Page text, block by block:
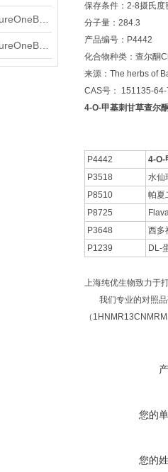
保存条件：2-8摄氏度
分子量：284.3
产品编号：P4442
化合物种类：查尔酮
来源：The herbs of
CAS号： 151135-
4-O-甲基刺甘草查尔
P4442
4-O-
P3518
水仙
P8510
帕夏
P8725
P3648
西多
P1239
DL-
上海纯优生物致力于
我们专业的对照品
（
您的
您的